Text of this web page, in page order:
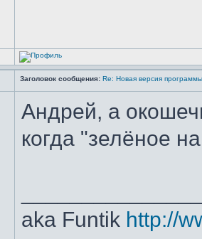
Заголовок сообщения: Re: Новая версия
Андрей, а
когда "зелёное
aka Funtik http://